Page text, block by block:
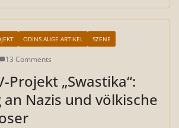
ODINS AUGE ARTIKEL SZENE
13 Comments
Projekt „Swastika“:
an Nazis und völkische